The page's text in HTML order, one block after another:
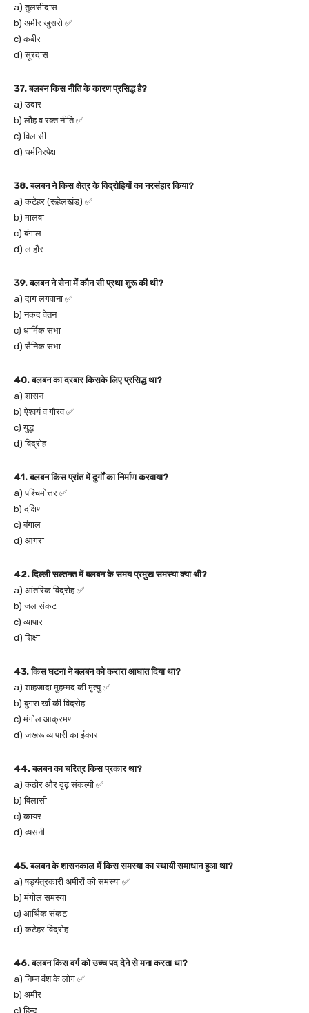
a) तुलसीदास
b) अमीर खुसरो ✅
c) कबीर
d) सूरदास
37. बलबन किस नीति के कारण प्रसिद्ध है?
a) उदार
b) लौह व रक्त नीति ✅
c) विलासी
d) धर्मनिरपेक्ष
38. बलबन ने किस क्षेत्र के विद्रोहियों का नरसंहार किया?
a) कटेहर (रूहेलखंड) ✅
b) मालवा
c) बंगाल
d) लाहौर
39. बलबन ने सेना में कौन सी प्रथा शुरू की थी?
a) दाग लगवाना ✅
b) नकद वेतन
c) धार्मिक सभा
d) सैनिक सभा
40. बलबन का दरबार किसके लिए प्रसिद्ध था?
a) शासन
b) ऐश्वर्य व गौरव ✅
c) युद्ध
d) विद्रोह
41. बलबन किस प्रांत में दुर्गों का निर्माण करवाया?
a) पश्चिमोत्तर ✅
b) दक्षिण
c) बंगाल
d) आगरा
42. दिल्ली सल्तनत में बलबन के समय प्रमुख समस्या क्या थी?
a) आंतरिक विद्रोह ✅
b) जल संकट
c) व्यापार
d) शिक्षा
43. किस घटना ने बलबन को करारा आघात दिया था?
a) शाहजादा मुहम्मद की मृत्यु ✅
b) बुगरा खाँ की विद्रोह
c) मंगोल आक्रमण
d) जखरू व्यापारी का इंकार
44. बलबन का चरित्र किस प्रकार था?
a) कठोर और दृढ़ संकल्पी ✅
b) विलासी
c) कायर
d) व्यसनी
45. बलबन के शासनकाल में किस समस्या का स्थायी समाधान हुआ था?
a) षड्यंत्रकारी अमीरों की समस्या ✅
b) मंगोल समस्या
c) आर्थिक संकट
d) कटेहर विद्रोह
46. बलबन किस वर्ग को उच्च पद देने से मना करता था?
a) निम्न वंश के लोग ✅
b) अमीर
c) हिन्दू